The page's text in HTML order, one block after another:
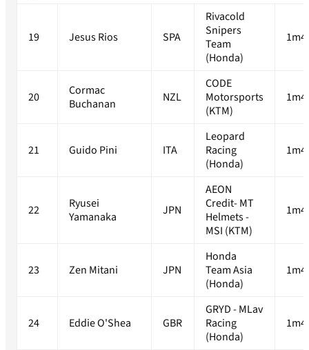
19 Jesus Rios SPA
Rivacold
Snipers
Team
(Honda)
20
Cormac
Buchanan
NZL
CODE
Motorsports
(KTM)
21 Guido Pini ITA
Leopard
Racing
(Honda)
22
Ryusei
Yamanaka
JPN
AEON
Credit- MT
Helmets -
MSI (KTM)
23 Zen Mitani JPN
Honda
Team Asia
(Honda)
24 Eddie O'Shea GBR
GRYD - MLav
Racing
(Honda)